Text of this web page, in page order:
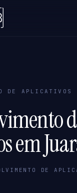
DE APLICATIVOS
em
DE